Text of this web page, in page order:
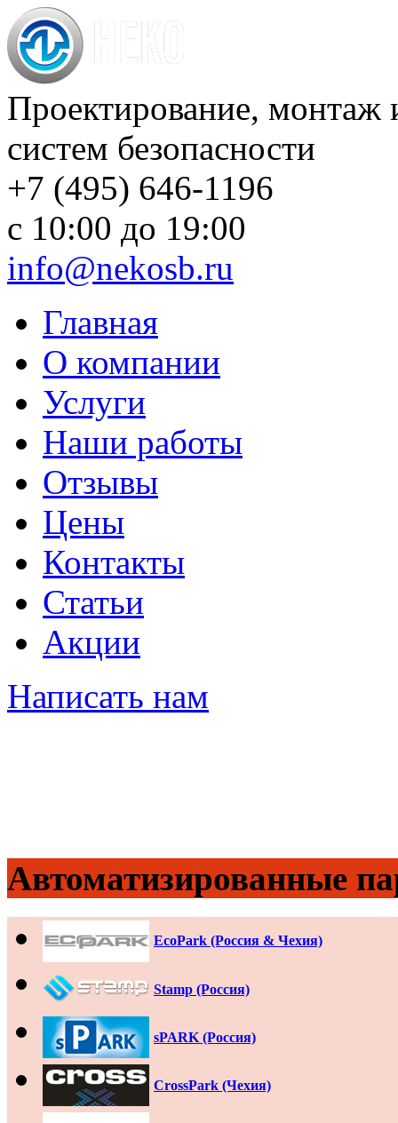
Проектирование, монтаж
систем безопасности
+7 (495) 646-1196
с 10:00 до 19:00
info@nekosb.ru
Главная
О компании
Услуги
Наши работы
Отзывы
Цены
Контакты
Статьи
Акции
Написать нам
Автоматизированные
EcoPark (Россия & Чехия)
Stamp (Россия)
sPARK (Россия)
CrossPark (Чехия)